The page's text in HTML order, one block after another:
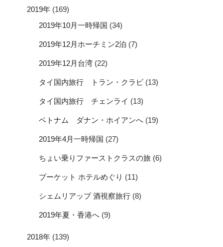
2019年 (169)
2019年10月一時帰国 (34)
2019年12月ホーチミン2泊 (7)
2019年12月台湾 (22)
タイ国内旅行 トラン・クラビ (13)
タイ国内旅行 チェンライ (13)
ベトナム ダナン・ホイアンへ (19)
2019年4月一時帰国 (27)
ちょい乗りファーストクラスの旅 (6)
プーケット ホテルめぐり (11)
シェムリアップ 酒視察旅行 (8)
2019年夏・香港へ (9)
2018年 (139)